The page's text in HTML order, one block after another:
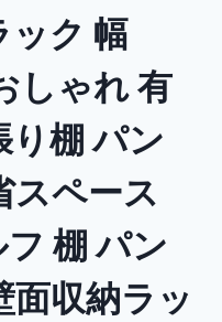
ック 幅
しゃれ 有
り棚 パン
スペース
棚 パン
面収納ラッ